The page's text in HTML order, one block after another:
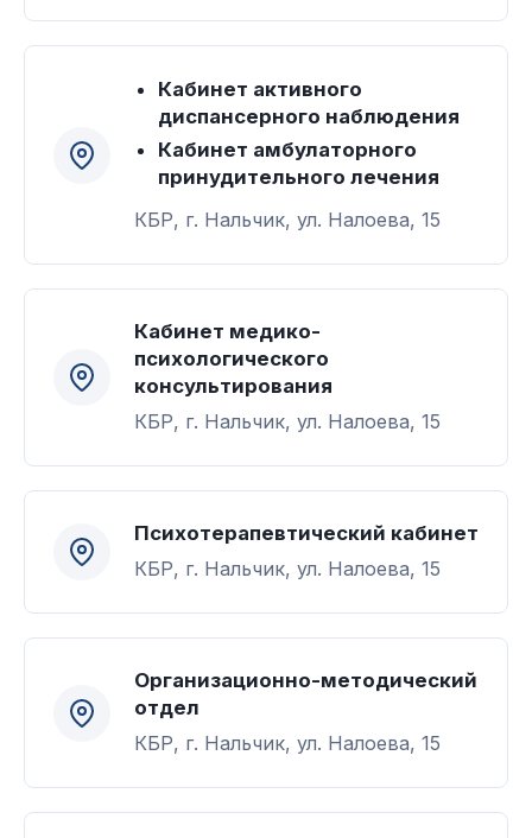
Кабинет активного
диспансерного наблюдения
Кабинет амбулаторного
принудительного лечения
КБР, г. Нальчик, ул. Налоева, 15
Кабинет медико-
психологического
консультирования
КБР, г. Нальчик, ул. Налоева, 15
Психотерапевтический кабинет
КБР, г. Нальчик, ул. Налоева, 15
Организационно-методический
отдел
КБР, г. Нальчик, ул. Налоева, 15